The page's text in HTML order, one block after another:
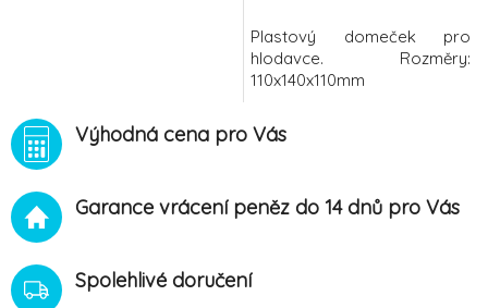
Plastový domeček pro
hlodavce. Rozměry:
110x140x110mm
Výhodná cena pro Vás
Garance vrácení peněz do 14 dnů pro Vás
Spolehlivé doručení